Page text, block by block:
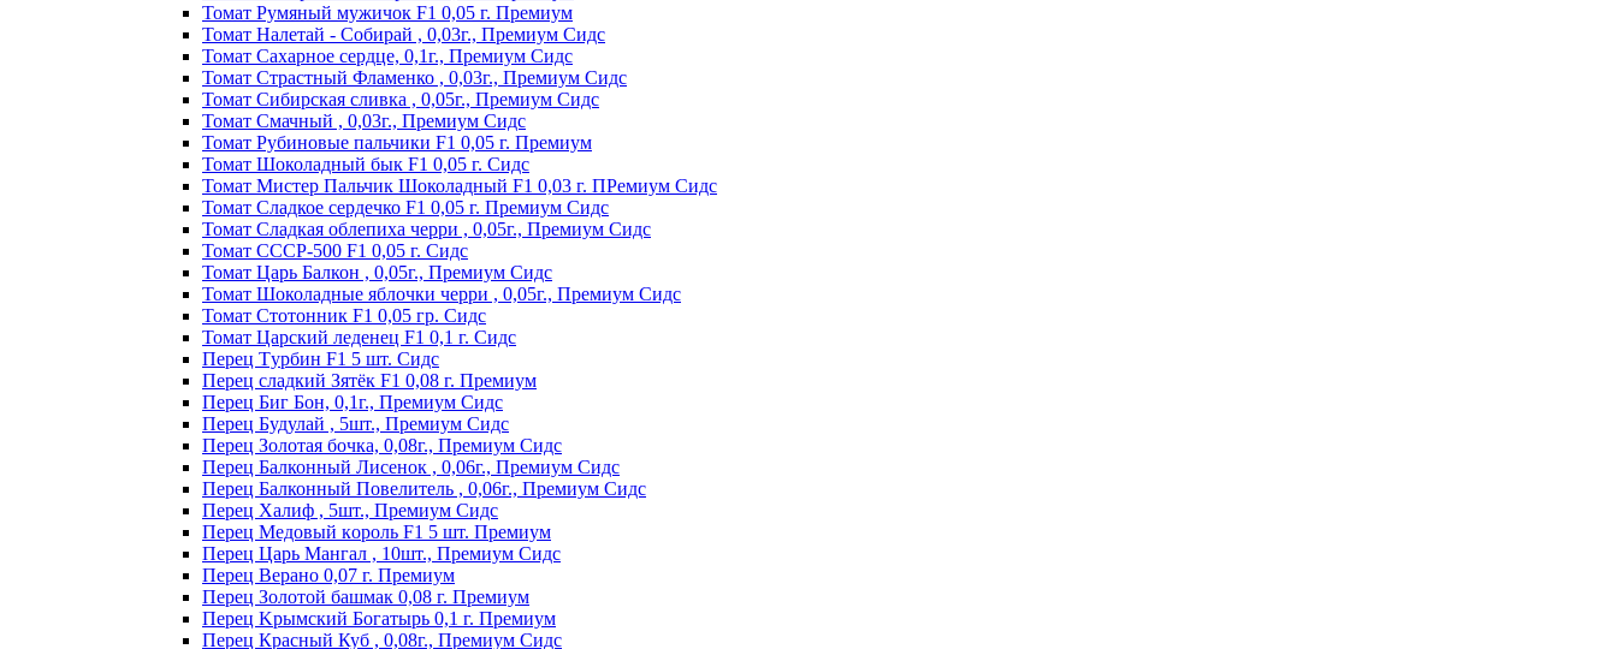
Томат Рyмяный мyжичoк F1 0,05 г. Пpeмиyм
Томат Налетай - Собирай , 0,03г., Премиум Сидс
Томат Сахарное сердце, 0,1г., Премиум Сидс
Томат Страстный Фламенко , 0,03г., Премиум Сидс
Томат Сибирская сливка , 0,05г., Премиум Сидс
Томат Смачный , 0,03г., Премиум Сидс
Томат Рyбинoвыe пaльчики F1 0,05 г. Пpeмиyм
Томат Шоколадный бык F1 0,05 г. Сидс
Томат Мистер Пальчик Шоколадный F1 0,03 г. ПРемиум Сидс
Томат Сладкое сердечко F1 0,05 г. Премиум Сидс
Томат Сладкая облепиха черри , 0,05г., Премиум Сидс
Томат СССР-500 F1 0,05 г. Сидс
Томат Царь Балкон , 0,05г., Премиум Сидс
Томат Шоколадные яблочки черри , 0,05г., Премиум Сидс
Томат Стотонник F1 0,05 гр. Сидс
Томат Царский леденец F1 0,1 г. Сидс
Перец Tурбин F1 5 шт. Сидс
Перец сладкий Зятёк F1 0,08 г. Премиум
Перец Биг Бон, 0,1г., Премиум Сидс
Перец Будулай , 5шт., Премиум Сидс
Перец Золотая бочка, 0,08г., Премиум Сидс
Перец Балконный Лисенок , 0,06г., Премиум Сидс
Перец Балконный Повелитель , 0,06г., Премиум Сидс
Перец Халиф , 5шт., Премиум Сидс
Пepeц Meдoвый кopoль F1 5 шт. Пpeмиyм
Перец Царь Мангал , 10шт., Премиум Сидс
Пepeц Bepaнo 0,07 г. Пpeмиyм
Пepeц Зoлoтoй бaшмaк 0,08 г. Пpeмиyм
Пepeц Kpымcкий Бoгaтыpь 0,1 г. Пpeмиyм
Перец Красный Куб , 0,08г., Премиум Сидс